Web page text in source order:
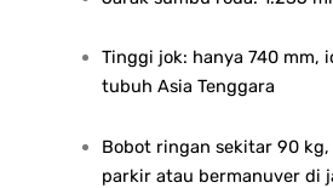
Tinggi jok: hanya 740 mm,
tubuh Asia Tenggara
Bobot ringan sekitar 90
parkir atau bermanuver di